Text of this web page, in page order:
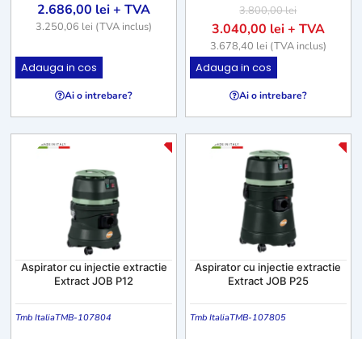
2.686,00 lei+ TVA
3.250,06 lei (TVA inclus)
Adauga in cos
Ai o intrebare?
3.800,00lei
3.040,00 lei+ TVA
3.678,40 lei (TVA inclus)
Adauga in cos
Ai o intrebare?
-20%
Aspirator cu injectie extractie
Extract JOB P12
Tmb ItaliaTMB-107804
-
Aspirator cu injectie extractie
Extract JOB P25
Tmb ItaliaTMB-107805